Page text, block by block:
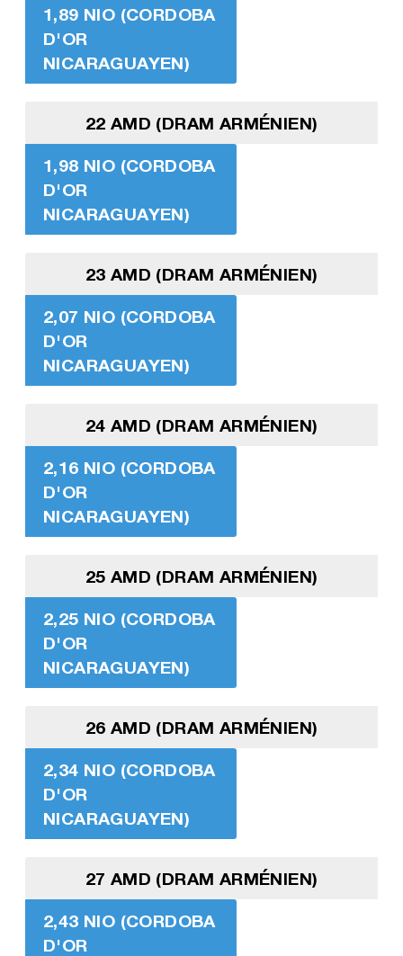
1,89 NIO (CORDOBA
D'OR
NICARAGUAYEN)
22 AMD (DRAM ARMÉNIEN)
1,98 NIO (CORDOBA
D'OR
NICARAGUAYEN)
23 AMD (DRAM ARMÉNIEN)
2,07 NIO (CORDOBA
D'OR
NICARAGUAYEN)
24 AMD (DRAM ARMÉNIEN)
2,16 NIO (CORDOBA
D'OR
NICARAGUAYEN)
25 AMD (DRAM ARMÉNIEN)
2,25 NIO (CORDOBA
D'OR
NICARAGUAYEN)
26 AMD (DRAM ARMÉNIEN)
2,34 NIO (CORDOBA
D'OR
NICARAGUAYEN)
27 AMD (DRAM ARMÉNIEN)
2,43 NIO (CORDOBA
D'OR